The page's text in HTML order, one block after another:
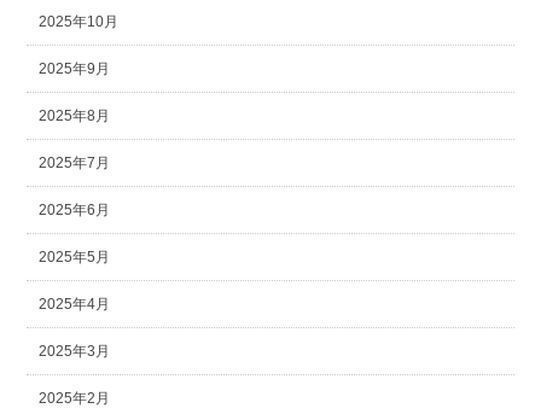
2025年10月
2025年9月
2025年8月
2025年7月
2025年6月
2025年5月
2025年4月
2025年3月
2025年2月